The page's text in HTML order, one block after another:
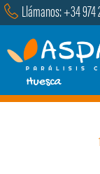
Saltar
contenido
Llámanos: +34 974
Transparencia
Contacto